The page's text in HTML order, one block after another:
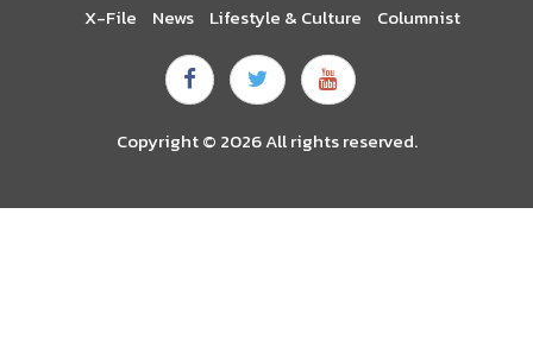
X-File News Lifestyle & Culture Columnist
Copyright © 2026 All rights reserved.